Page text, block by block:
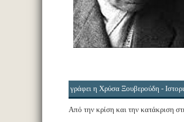
γράφει η Χρύσα Ξουβερούδη -
Από την κρίση και την κατάκριση